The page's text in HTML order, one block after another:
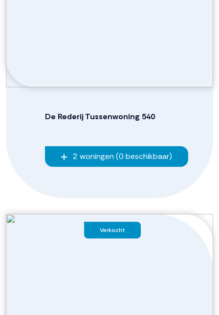
De Rederij Tussenwoning 540
2 woningen (0 beschikbaar)
Verkocht